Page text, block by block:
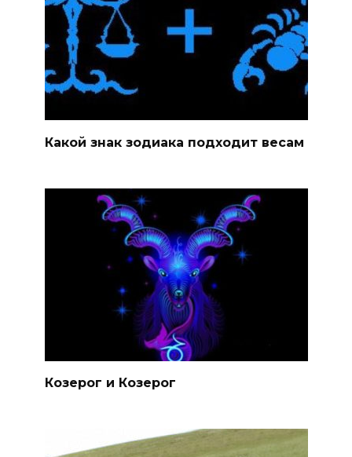
Какой знак зодиака подходит весам
Козерог и Козерог